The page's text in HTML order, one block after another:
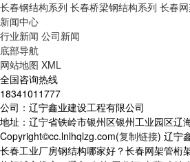
长春钢结构系列 长春桥梁钢结构系列 长春
新闻中心
行业新闻 公司新闻
底部导航
网站地图 XML
全国咨询热线
18341011777
公司：辽宁鑫业建设工程有限公司
地址：辽宁省铁岭市银州区银州工业园区辽
Copyright©cc.lnlhqlzg.com(复制链接) 辽宁
长春工业厂房钢结构哪家好？长春网架管